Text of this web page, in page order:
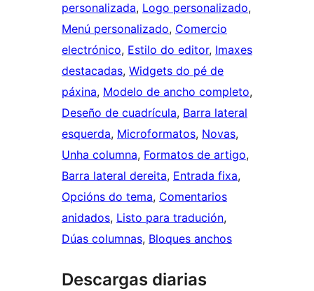
personalizada, Logo personalizado
Menú personalizado, Comercio
electrónico, Estilo do editor, Imaxes
destacadas, Widgets do pé de
páxina, Modelo de ancho completo
Deseño de cuadrícula, Barra lateral
esquerda, Microformatos, Novas
Unha columna, Formatos de artigo
Barra lateral dereita, Entrada fixa
Opcións do tema, Comentarios
anidados, Listo para tradución
Dúas columnas, Bloques anchos
Descargas diarias